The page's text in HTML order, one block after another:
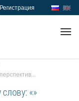
Регистрация
«»